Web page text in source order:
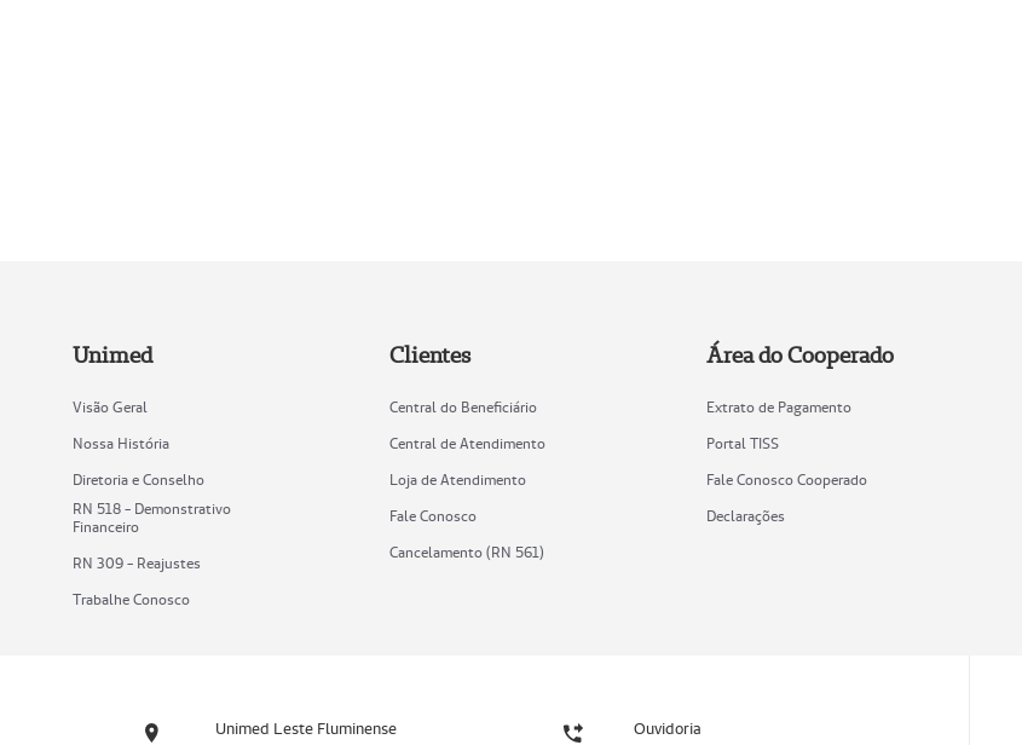
Unimed
Visão Geral
Nossa História
Diretoria e Conselho
RN 518 - Demonstrativo
Financeiro
RN 309 - Reajustes
Trabalhe Conosco
Clientes
Central do Beneficiário
Central de Atendimento
Loja de Atendimento
Fale Conosco
Cancelamento (RN 561)
Área do Cooperado
Extrato de Pagamento
Portal TISS
Fale Conosco Cooperado
Declarações
Unimed Leste Fluminense Ouvidoria